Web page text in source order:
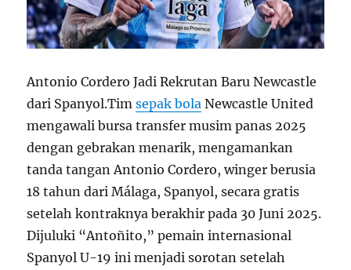
Antonio Cordero Jadi Rekrutan Baru Newcastle
dari Spanyol.Timsepak bola Newcastle United
mengawali bursa transfer musim panas 2025
dengan gebrakan menarik, mengamankan
tanda tangan Antonio Cordero, winger berusia
18 tahun dari Málaga, Spanyol, secara gratis
setelah kontraknya berakhir pada 30 Juni 2025.
Dijuluki “Antoñito,” pemain internasional
Spanyol U-19 ini menjadi sorotan setelah